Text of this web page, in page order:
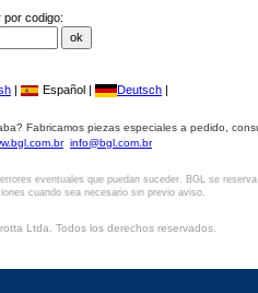
por codigo:
| Español | Deutsch |
Fabricamos piezas especiales a pedido,
info@bgl.com.br
eventuales que puedan suceder. BGL se
cuando sea necesario sin previo aviso.
Ltda. Todos los derechos reservados.